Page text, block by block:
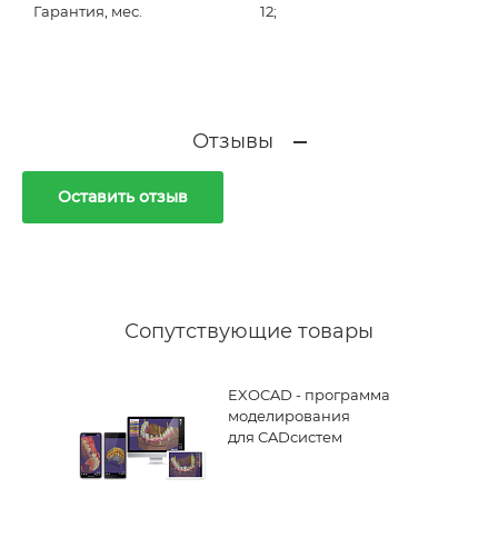
Гарантия, мес. 12;
Отзывы
Оставить отзыв
Сопутствующие товары
EXOCAD - программа
моделирования
для CADсистем